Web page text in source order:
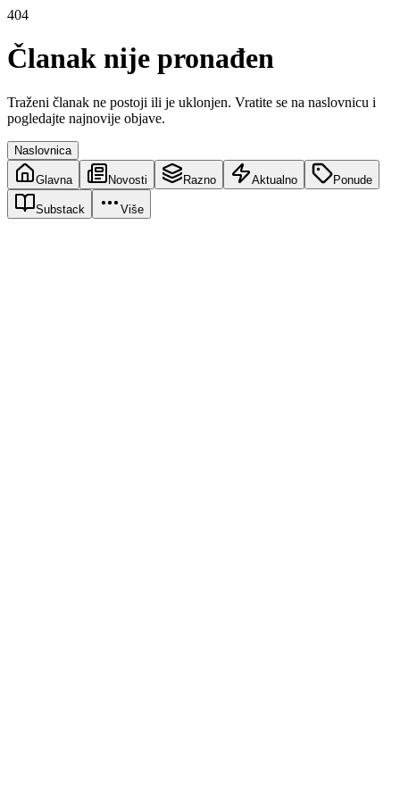
404
Članak nije pronađen
Traženi članak ne postoji ili je uklonjen. Vratite se na naslovnicu i
pogledajte najnovije objave.
Naslovnica
Glavna Novosti Razno Aktualno Ponude
Substack Više